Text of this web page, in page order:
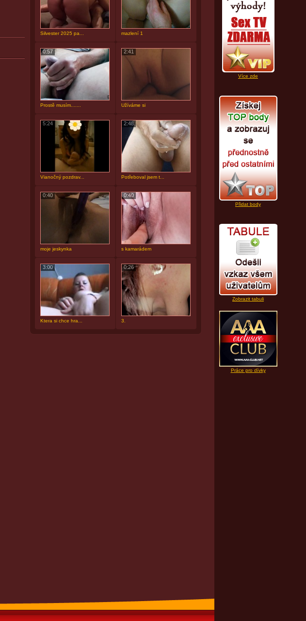
Více zde
Přidat body
Zobrazit tabuli
Práce pro dívky
Silvester 2025 pa... mazlení 1
0:57
Prostě musím.......
2:41
Užíváme si
5:24
Vianočný pozdrav...
2:48
Potřeboval jsem t...
0:40
moje jeskynka
0:40
s kamarádem
3:00
Ktera si chce hra...
0:26
3.